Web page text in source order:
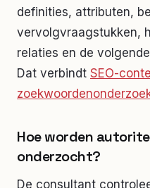
definities, attributen,
vervolgvraagstukken,
relaties en de
Dat verbindt SEO-
Hoe worden
onderzocht?
De consultant